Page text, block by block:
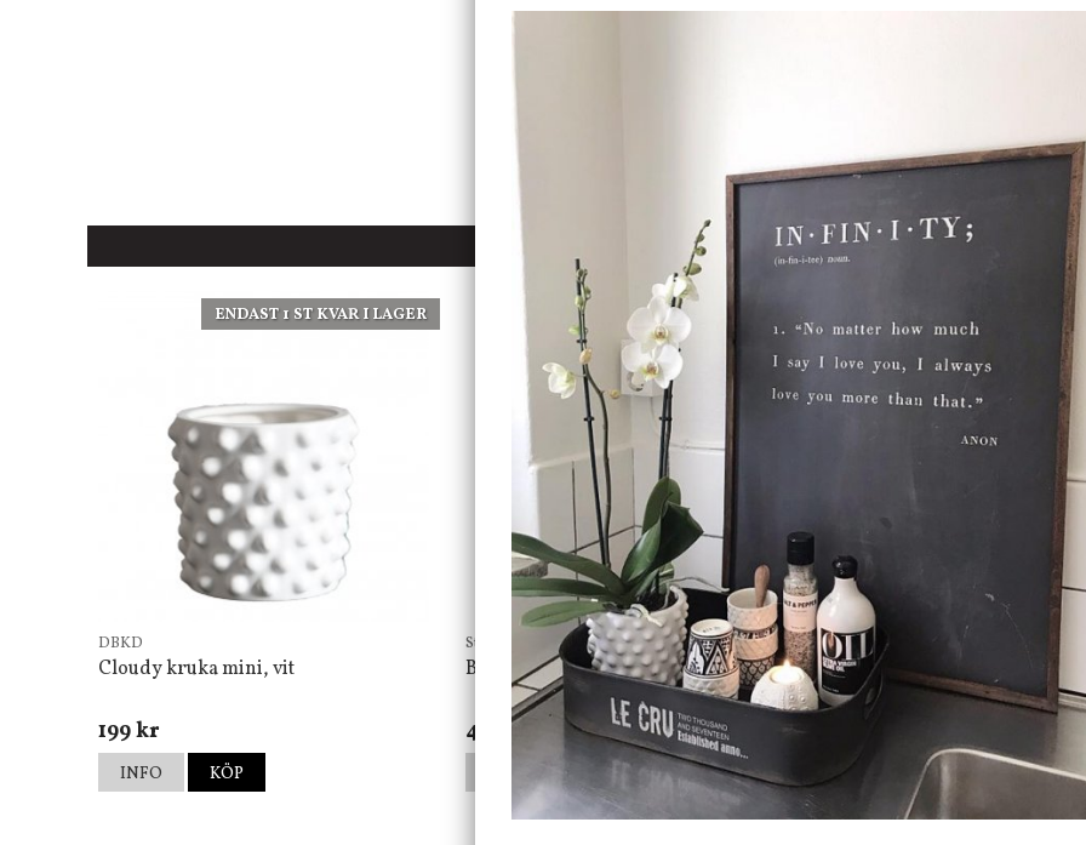
Nöjda kunder och strävar efter
-ligt Tack för att just Du
LÄGG I ÖNSKELISTA
DU KANSKE OCKSÅ ÄR INTRESSERAD AV
ENDAST 1 ST KVAR I LAGER
DBKD
Cloudy kruka mini, vit
199 kr
INFO KÖP
Star Trading
Bordslampa Mushroom vit, Utomhus
499 kr
KÖP
House Doctor
Skål, Hands marmor
-20%
INFO